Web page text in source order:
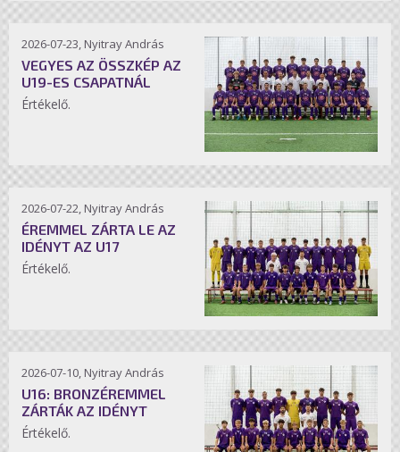
2026-07-23, Nyitray András
VEGYES AZ ÖSSZKÉP AZ
U19-ES CSAPATNÁL
Értékelő.
2026-07-22, Nyitray András
ÉREMMEL ZÁRTA LE AZ
IDÉNYT AZ U17
Értékelő.
2026-07-10, Nyitray András
U16: BRONZÉREMMEL
ZÁRTÁK AZ IDÉNYT
Értékelő.